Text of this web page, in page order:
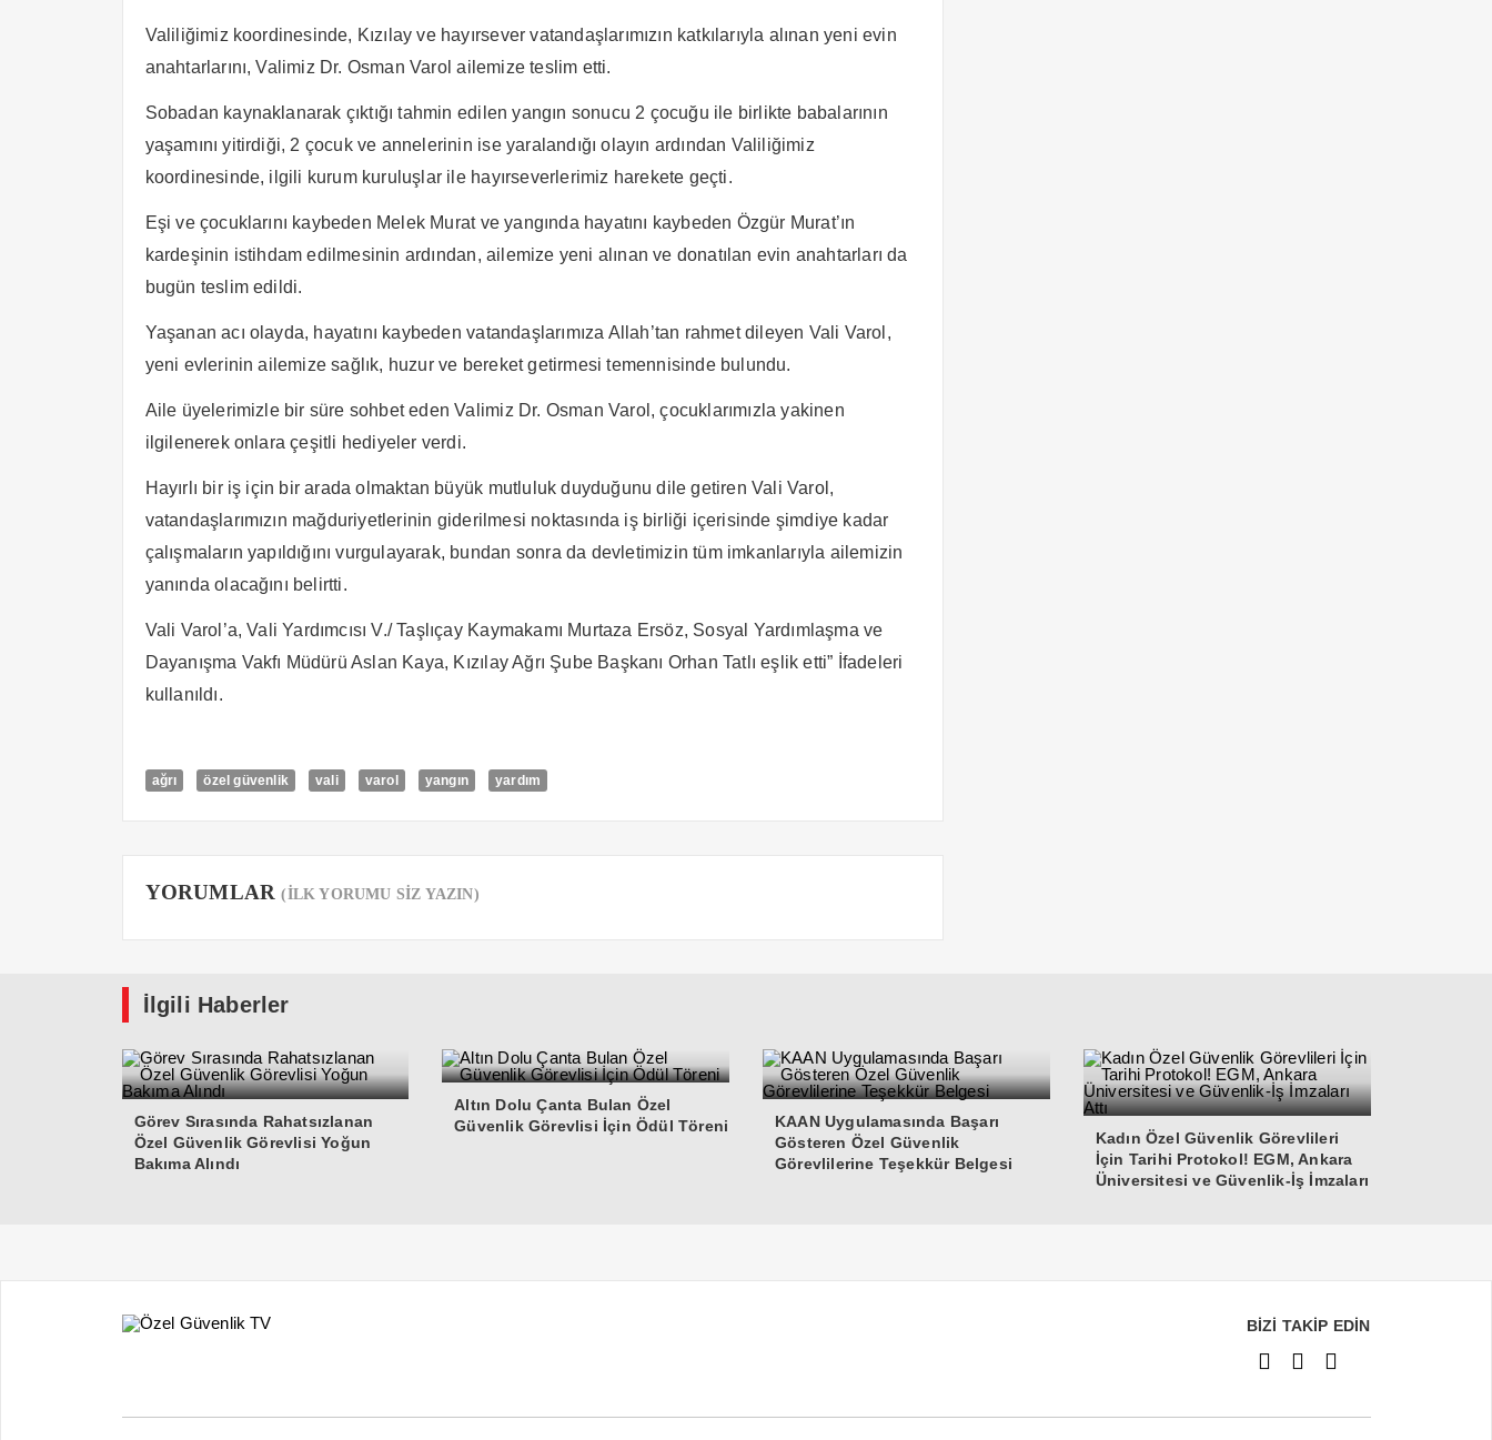
Valiliğimiz koordinesinde, Kızılay ve hayırsever vatandaşlarımızın katkılarıyla alınan yeni evin
anahtarlarını, Valimiz Dr. Osman Varol ailemize teslim etti.
Sobadan kaynaklanarak çıktığı tahmin edilen yangın sonucu 2 çocuğu ile birlikte babalarının
yaşamını yitirdiği, 2 çocuk ve annelerinin ise yaralandığı olayın ardından Valiliğimiz
koordinesinde, ilgili kurum kuruluşlar ile hayırseverlerimiz harekete geçti.
Eşi ve çocuklarını kaybeden Melek Murat ve yangında hayatını kaybeden Özgür Murat’ın
kardeşinin istihdam edilmesinin ardından, ailemize yeni alınan ve donatılan evin anahtarları da
bugün teslim edildi.
Yaşanan acı olayda, hayatını kaybeden vatandaşlarımıza Allah’tan rahmet dileyen Vali Varol,
yeni evlerinin ailemize sağlık, huzur ve bereket getirmesi temennisinde bulundu.
Aile üyelerimizle bir süre sohbet eden Valimiz Dr. Osman Varol, çocuklarımızla yakinen
ilgilenerek onlara çeşitli hediyeler verdi.
Hayırlı bir iş için bir arada olmaktan büyük mutluluk duyduğunu dile getiren Vali Varol,
vatandaşlarımızın mağduriyetlerinin giderilmesi noktasında iş birliği içerisinde şimdiye kadar
çalışmaların yapıldığını vurgulayarak, bundan sonra da devletimizin tüm imkanlarıyla ailemizin
yanında olacağını belirtti.
Vali Varol’a, Vali Yardımcısı V./ Taşlıçay Kaymakamı Murtaza Ersöz, Sosyal Yardımlaşma ve
Dayanışma Vakfı Müdürü Aslan Kaya, Kızılay Ağrı Şube Başkanı Orhan Tatlı eşlik etti” İfadeleri
kullanıldı.
ağrı özel güvenlik vali varol yangın yardım
YORUMLAR(İLK YORUMU SİZ YAZIN)
İlgili Haberler
Görev Sırasında Rahatsızlanan
Özel Güvenlik Görevlisi Yoğun
Bakıma Alındı
Altın Dolu Çanta Bulan Özel
Güvenlik Görevlisi İçin Ödül Töreni
KAAN Uygulamasında Başarı
Gösteren Özel Güvenlik
Görevlilerine Teşekkür Belgesi
Kadın Özel Güvenlik Görevlileri
İçin Tarihi Protokol! EGM, Ankara
Üniversitesi ve Güvenlik-İş İmzaları
BİZİ TAKİP EDİN